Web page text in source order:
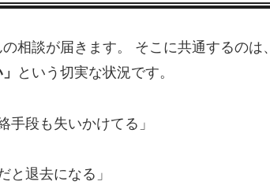
相談が届きます。 そこに共通するのは、
という切実な状況です。
手段も失いかけてる」
と退去になる」